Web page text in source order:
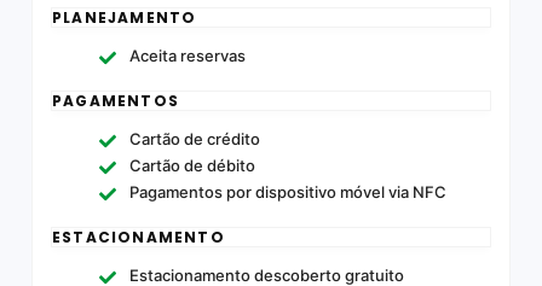
PLANEJAMENTO
Aceita reservas
PAGAMENTOS
Cartão de crédito
Cartão de débito
Pagamentos por dispositivo móvel via NFC
ESTACIONAMENTO
Estacionamento descoberto gratuito